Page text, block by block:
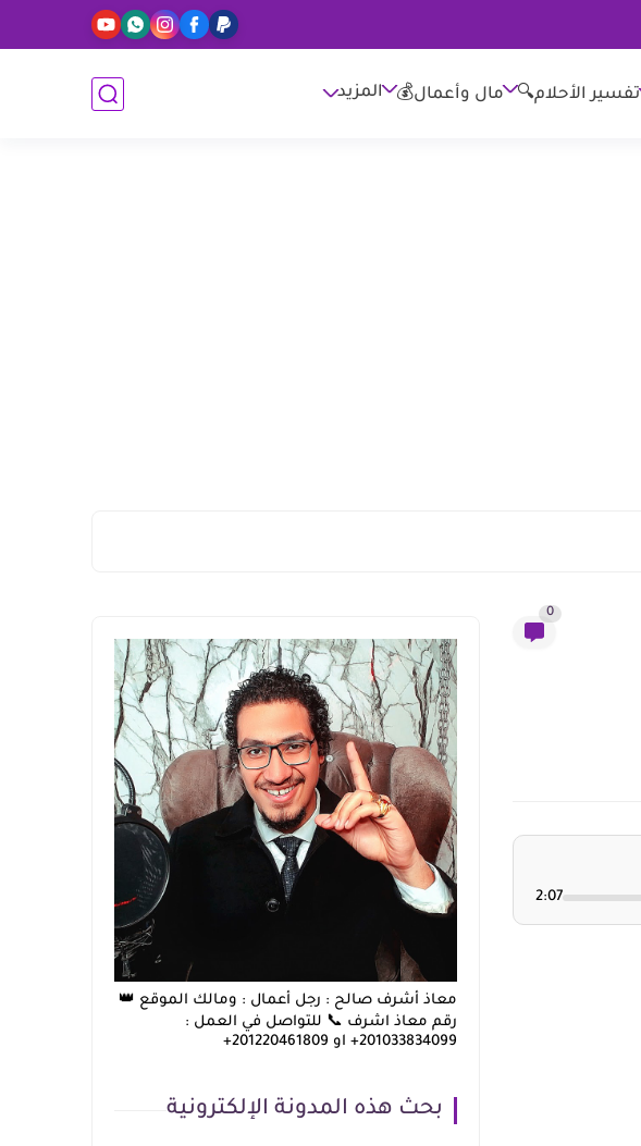
تفسير الأحلام🔍 مال وأعمال💰 المزيد
0
2:07
معاذ أشرف صالح : رجل أعمال : ومالك الموقع 👑
رقم معاذ اشرف 📞 للتواصل في العمل :
201033834099+ او 201220461809+
بحث هذه المدونة الإلكترونية